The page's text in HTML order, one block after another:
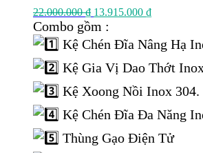
22.000.000₫ Giá
gốc
22.000.000 ₫.
13.915.000 ₫Giá
là:
13.915.000
Combo gồm :
Kệ Chén Đĩa Nâng Hạ
Kệ Gia Vị Dao Thớt
Kệ Xoong Nồi Inox 304.
Kệ Chén Đĩa Đa Năng
Thùng Gạo Điện Tử